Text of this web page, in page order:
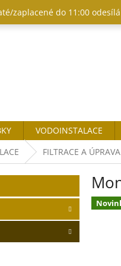
zaplacené do 11:00
VODOINSTALACE
FILTRACE A